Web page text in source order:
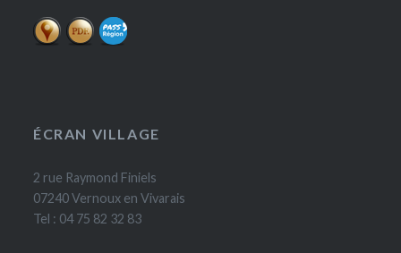
ÉCRAN VILLAGE
2 rue Raymond Finiels
07240 Vernoux en Vivarais
Tel : 04 75 82 32 83